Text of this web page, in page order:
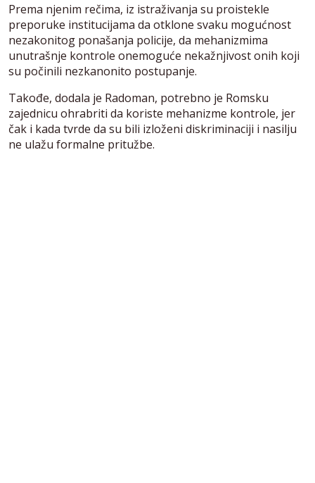
Prema njenim rečima, iz istraživanja su proistekle
preporuke institucijama da otklone svaku mogućnost
nezakonitog ponašanja policije, da mehanizmima
unutrašnje kontrole onemoguće nekažnjivost onih koji
su počinili nezkanonito postupanje.
Takođe, dodala je Radoman, potrebno je Romsku
zajednicu ohrabriti da koriste mehanizme kontrole, jer
čak i kada tvrde da su bili izloženi diskriminaciji i nasilju
ne ulažu formalne pritužbe.